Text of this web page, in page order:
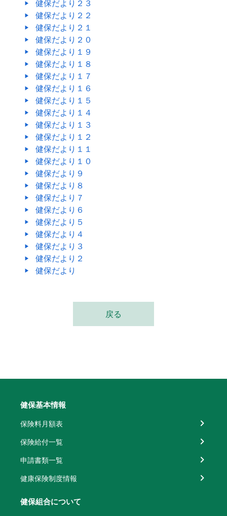
健保だより２３
健保だより２２
健保だより２１
健保だより２０
健保だより１９
健保だより１８
健保だより１７
健保だより１６
健保だより１５
健保だより１４
健保だより１３
健保だより１２
健保だより１１
健保だより１０
健保だより９
健保だより８
健保だより７
健保だより６
健保だより５
健保だより４
健保だより３
健保だより２
健保だより
戻る
健保基本情報
保険料月額表
保険給付一覧
申請書類一覧
健康保険制度情報
健保組合について